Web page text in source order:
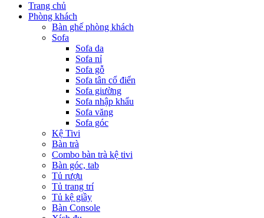
Trang chủ
Phòng khách
Bàn ghế phòng khách
Sofa
Sofa da
Sofa nỉ
Sofa gỗ
Sofa tân cổ điển
Sofa giường
Sofa nhập khẩu
Sofa văng
Sofa góc
Kệ Tivi
Bàn trà
Combo bàn trà kệ tivi
Bàn góc, tab
Tủ rượu
Tủ trang trí
Tủ kệ giầy
Bàn Console